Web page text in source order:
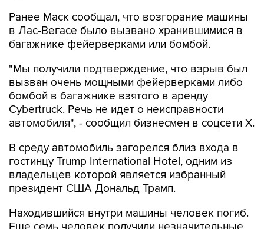
Ранее Маск сообщал, что возгорание машины
в Лас-Вегасе было вызвано хранившимися в
багажнике фейерверками или бомбой.
"Мы получили подтверждение, что взрыв был
вызван очень мощными фейерверками либо
бомбой в багажнике взятого в аренду
Cybertruck. Речь не идет о неисправности
автомобиля", - сообщил бизнесмен в соцсети X.
В среду автомобиль загорелся близ входа в
гостинцу Trump International Hotel, одним из
владельцев которой является избранный
президент США Дональд Трамп.
Находившийся внутри машины человек погиб.